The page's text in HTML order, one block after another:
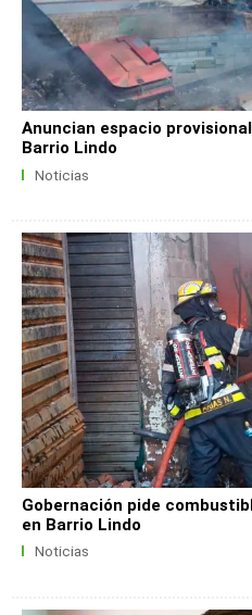
Anuncian espacio
Barrio Lindo
Noticias
Gobernación pide
en Barrio Lindo
Noticias